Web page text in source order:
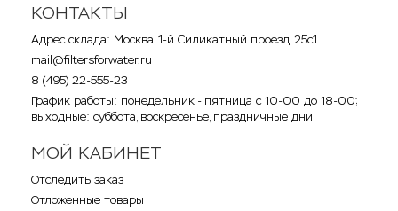
КОНТАКТЫ
Адрес склада: Москва, 1-й Силикатный проезд, 25с1
mail@filtersforwater.ru
8 (495) 22-555-23
График работы: понедельник - пятница с 10-00 до 18-00;
выходные: суббота, воскресенье, праздничные дни
МОЙ КАБИНЕТ
Отследить заказ
Отложенные товары